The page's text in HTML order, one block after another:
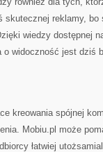
skutecznej reklamy, bo
wiedzy dostępnej
widoczność jest dziś
kreowania spójnej
Mobiu.pl może
łatwiej